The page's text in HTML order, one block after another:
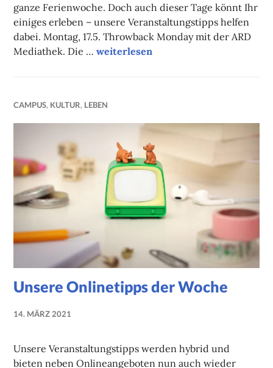
ganze Ferienwoche. Doch auch dieser Tage könnt Ihr
einiges erleben – unsere Veranstaltungstipps helfen
dabei. Montag, 17.5. Throwback Monday mit der ARD
Mediathek. Die …Unsere Onlinetipps der Woche
weiterlesen
CAMPUS, KULTUR, LEBEN
Unsere Onlinetipps der Woche
14. MÄRZ 2021
Unsere Veranstaltungstipps werden hybrid und
bieten neben Onlineangeboten nun auch wieder